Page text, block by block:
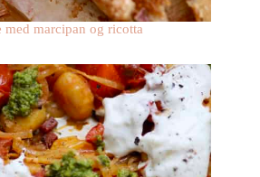
med marcipan og ricotta